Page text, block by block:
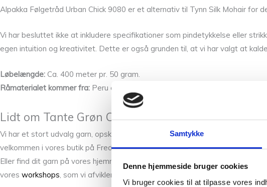
Samtykke
Denne hjemmeside bruger cookies
Vi bruger cookies til at tilpasse vores
Alpakka Følgetråd Urban Chick 9080 er et alternativ til Tynn Silk Mohair for
Vi har besluttet ikke at inkludere specifikationer som pindetykkelse eller
egen intuition og kreativitet. Dette er også grunden til, at vi har valgt at
Løbelængde: Ca. 400 meter pr. 50 gram.
Råmaterialet kommer fra: Peru og Bolivia.
Lidt om Tante Grøn CPH:
Vi har et stort udvalg garn, opskrifter og tilbehør til de næste strikkeprojekt.
velkommen i vores butik på Frederiksberg, hvis du vil have syn for sagen
Eller find dit garn på vores hjemmeside, hvor vi altid prøver at være først
vores workshops, som vi afvikler fortrinsvis i efterår- og vinterperioden.